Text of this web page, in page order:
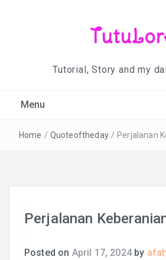
Tutorial, Story and my
Menu
Home / Quoteoftheday / Perjalanan
Perjalanan
Posted on April 17, 2024by